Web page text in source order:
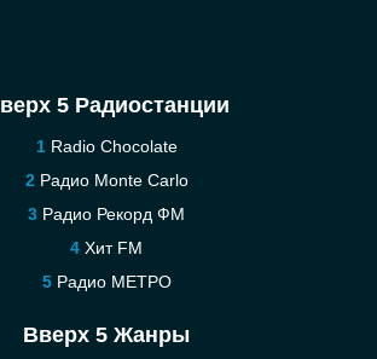
5 Радиостанции
Radio Chocolate
Радио Monte Carlo
Радио Рекорд ФМ
Хит FM
Радио МЕТРО
Вверх 5 Жанры